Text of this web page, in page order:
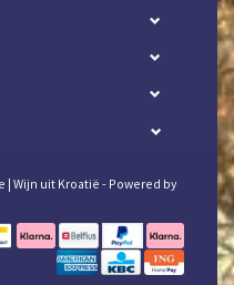
Wijn uit Kroatië - Powered by